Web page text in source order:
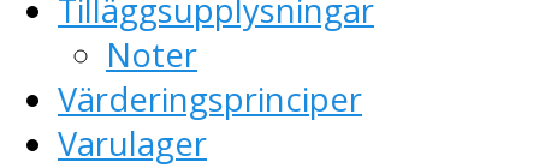
Tilläggsupplysningar
Noter
Värderingsprinciper
Varulager